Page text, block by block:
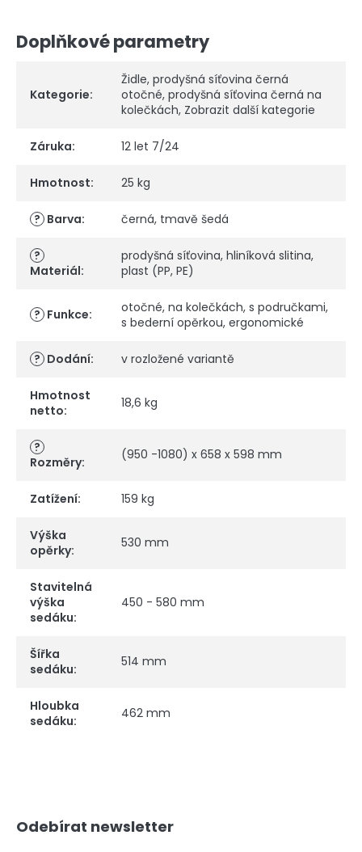
Doplňkové parametry
Kategorie:
Židle, prodyšná síťovina černá
otočné, prodyšná síťovina černá na
kolečkách, Zobrazit další kategorie
Záruka: 12 let 7/24
Hmotnost: 25 kg
? Barva: černá, tmavě šedá
?
Materiál:
prodyšná síťovina, hliníková slitina,
plast (PP, PE)
? Funkce: otočné, na kolečkách, s područkami,
s bederní opěrkou, ergonomické
? Dodání: v rozložené variantě
Hmotnost
netto: 18,6 kg
?
Rozměry: (950 -1080) x 658 x 598 mm
Zatížení: 159 kg
Výška
opěrky: 530 mm
Stavitelná
výška
sedáku:
450 - 580 mm
Šířka
sedáku: 514 mm
Hloubka
sedáku: 462 mm
Odebírat newsletter